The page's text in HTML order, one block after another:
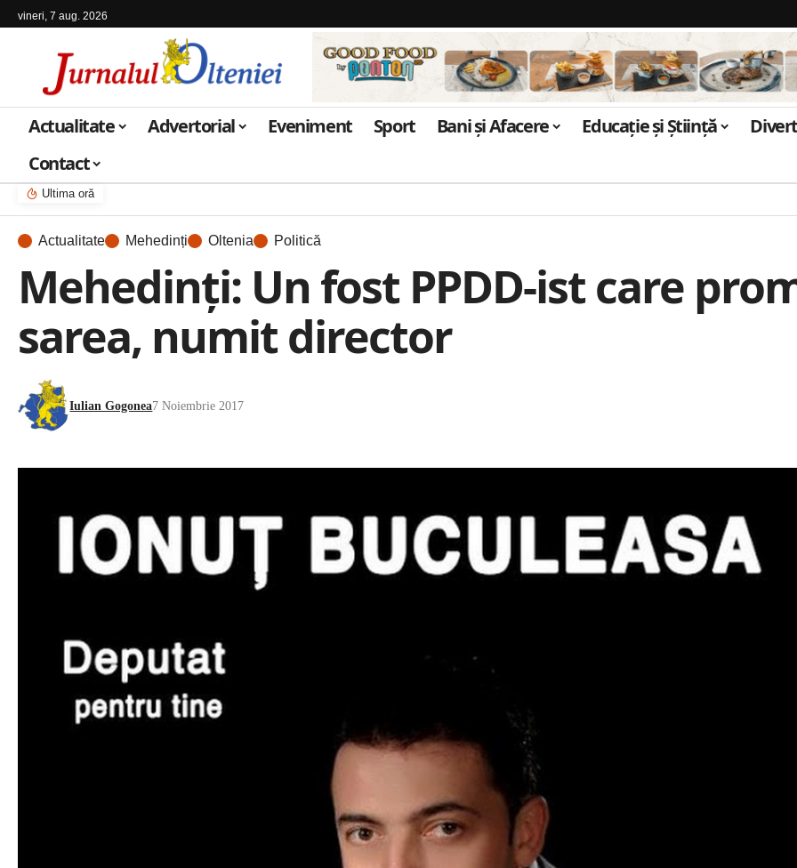
vineri, 7 aug. 2026
Actualitate Advertorial Eveniment Sport Bani și Afacere Educație și Știință
Contact
Ultima oră
Actualitate Mehedinți Oltenia Politică
Mehedinți: Un fost PPDD-ist care
sarea, numit director
Iulian Gogonea7 Noiembrie 2017